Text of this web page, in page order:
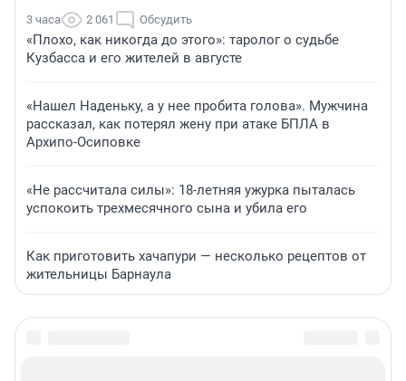
3 часа 2 061 Обсудить
«Плохо, как никогда до этого»: таролог о судьбе
Кузбасса и его жителей в августе
«Нашел Наденьку, а у нее пробита голова». Мужчина
рассказал, как потерял жену при атаке БПЛА в
Архипо-Осиповке
«Не рассчитала силы»: 18-летняя ужурка пыталась
успокоить трехмесячного сына и убила его
Как приготовить хачапури — несколько рецептов от
жительницы Барнаула